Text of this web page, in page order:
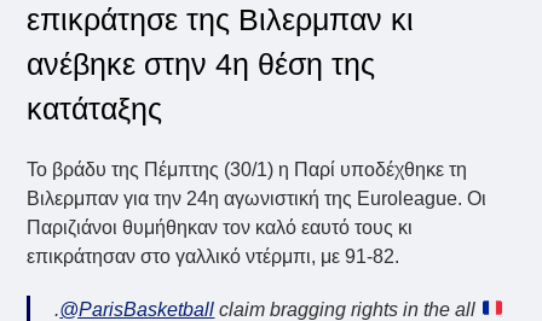
επικράτησε της Βιλερμπαν κι
ανέβηκε στην 4η θέση της
κατάταξης
Το βράδυ της Πέμπτης (30/1) η Παρί υποδέχθηκε τη
Βιλερμπαν για την 24η αγωνιστική της Euroleague. Οι
Παριζιάνοι θυμήθηκαν τον καλό εαυτό τους κι
επικράτησαν στο γαλλικό ντέρμπι, με 91-82.
.@ParisBasketball claim bragging rights in the all